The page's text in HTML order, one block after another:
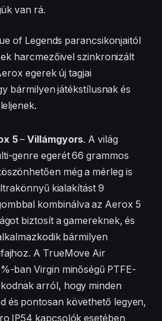
van rá.
of Legends parancsikonjaitól
harcmezőivel szinkronizált
egerek új tagjai
bármilyen játékstílusnak és
5–Villámgyors. A világ
genre egerét 66 grammos
még a mérleg is
kialakítást 9
kombinálva az Aerox 5
biztosít a gamereknek, és
bármilyen
A TrueMove Air
ban Virgin minőségű PTFE-
arról, hogy minden
és pontosan követhető legyen,
IP54 kapcsolók esetében